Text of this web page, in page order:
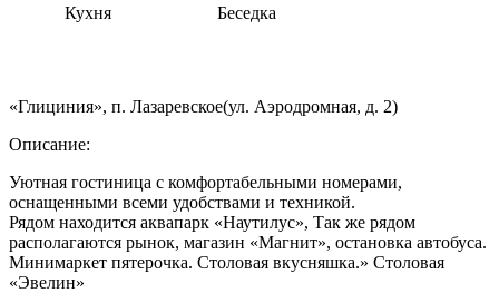
Кухня Беседка
«Глициния», п. Лазаревское(ул. Аэродромная, д. 2)
Описание:
Уютная гостиница с комфортабельными номерами,
оснащенными всеми удобствами и техникой.
Рядом находится аквапарк «Наутилус», Так же рядом
располагаются рынок, магазин «Магнит», остановка автобуса.
Минимаркет пятерочка. Столовая вкусняшка.» Столовая
«Эвелин»